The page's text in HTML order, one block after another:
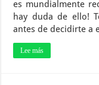
es mundialmente
hay duda de ello!
antes de decidirte a
Lee más